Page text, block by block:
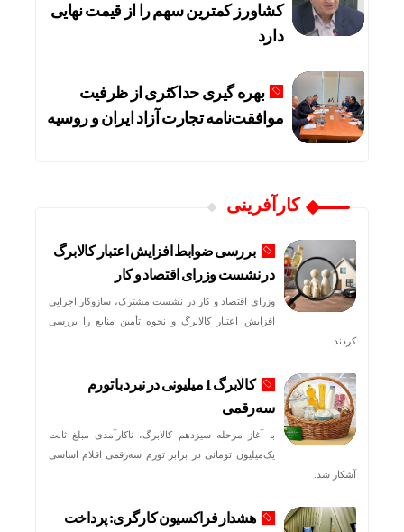
کشاورز کمترین سهم را از قیمت نهایی
دارد
بهره گیری حداکثری از ظرفیت
موافقت‌نامه تجارت آزاد ایران و روسیه
کارآفرینی
بررسی ضوابط افزایش اعتبار کالابرگ
در نشست وزرای اقتصاد و کار
وزرای اقتصاد و کار در نشست مشترک، سازوکار‌ اجرایی
افزایش اعتبار کالابرگ و نحوه تأمین منابع را بررسی
کردند.
کالابرگ 1 میلیونی در نبرد با تورم
سه‌رقمی
با آغاز مرحله سیزدهم کالابرگ، ناکارآمدی مبلغ ثابت
یک‌میلیون تومانی در برابر تورم سه‌رقمی اقلام اساسی
آشکار شد.
هشدار فراکسیون کارگری: پرداخت